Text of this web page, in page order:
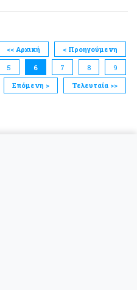
<< Αρχική
< Προηγούμενη
5 6 7 8
9
Επόμενη > Τελευταία >>